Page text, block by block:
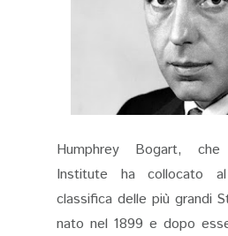
Humphrey Bogart,
Institute ha collocato
classifica delle più grandi
nato nel 1899 e dopo